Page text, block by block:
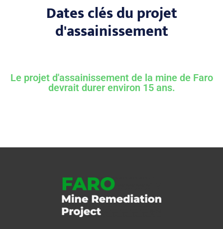
Dates clés du projet
d'assainissement
Le projet d'assainissement de la mine de Faro
devrait durer environ 15 ans.